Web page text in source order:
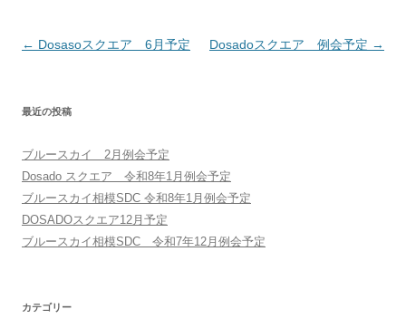
投稿ナビゲーション
← Dosasoスクエア 6月予定 Dosadoスクエア 例会予定 →
最近の投稿
ブルースカイ 2月例会予定
Dosado スクエア 令和8年1月例会予定
ブルースカイ相模SDC 令和8年1月例会予定
DOSADOスクエア12月予定
ブルースカイ相模SDC 令和7年12月例会予定
カテゴリー